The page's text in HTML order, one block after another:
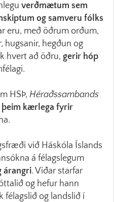
verðmætum sem
og samveru fólks
eru, með öðrum orðum,
hugsanir, hegðun og
hvert að öðru, gerir hóp
HSÞ, Héraðssambands
þeim kærlega fyrir
við Háskóla Íslands
á félagslegum
árangri. Viðar starfar
og hefur hann
félagslið og landslið í